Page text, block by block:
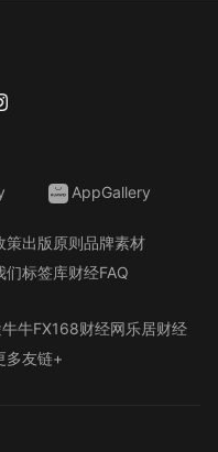
AppGallery
策出版原则品牌素材
们标签库财经FAQ
牛FX168财经网乐居财经
多友链+